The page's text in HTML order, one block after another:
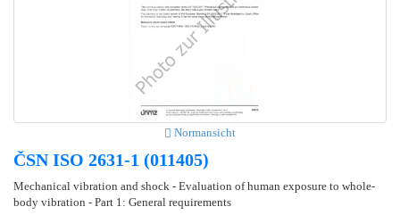
Normansicht
ČSN ISO 2631-1 (011405)
Mechanical vibration and shock - Evaluation of human exposure to whole-
body vibration - Part 1: General requirements